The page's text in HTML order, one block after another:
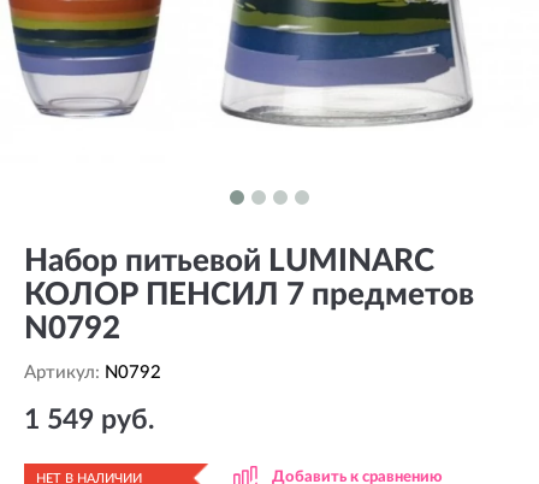
Набор питьевой LUMINARC
КОЛОР ПЕНСИЛ 7 предметов
N0792
Артикул: N0792
1 549 руб.
НЕТ В НАЛИЧИИ Добавить к сравнению